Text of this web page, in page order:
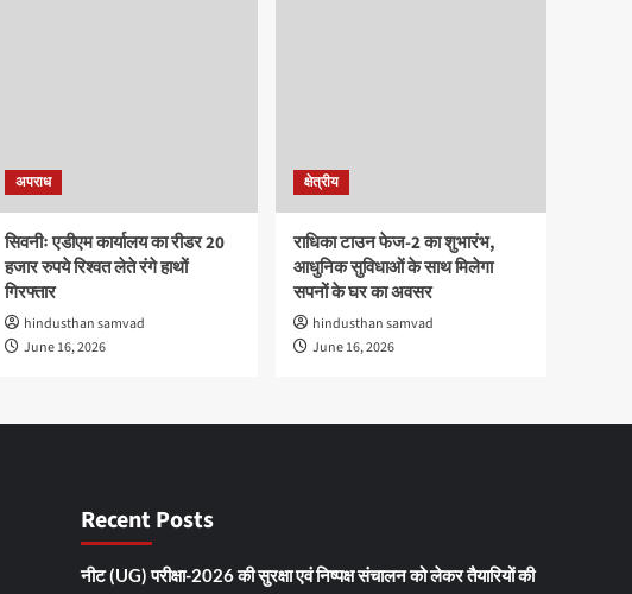
अपराध
सिवनीः एडीएम कार्यालय का रीडर 20
हजार रुपये रिश्वत लेते रंगे हाथों
गिरफ्तार
hindusthan samvad
June 16, 2026
क्षेत्रीय
राधिका टाउन फेज-2 का शुभारंभ,
आधुनिक सुविधाओं के साथ मिलेगा
सपनों के घर का अवसर
hindusthan samvad
June 16, 2026
Recent Posts
नीट (UG) परीक्षा-2026 की सुरक्षा एवं निष्पक्ष संचालन को लेकर तैयारियों की